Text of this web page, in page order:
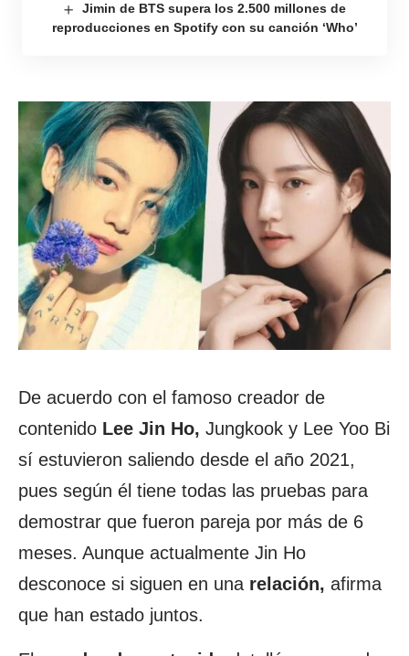
Jimin de BTS supera los 2.500 millones de
reproducciones en Spotify con su canción ‘Who’
De acuerdo con el famoso creador de
contenido Lee Jin Ho, Jungkook y Lee Yoo Bi
sí estuvieron saliendo desde el año 2021,
pues según él tiene todas las pruebas para
demostrar que fueron pareja por más de 6
meses. Aunque actualmente Jin Ho
desconoce si siguen en una relación, afirma
que han estado juntos.